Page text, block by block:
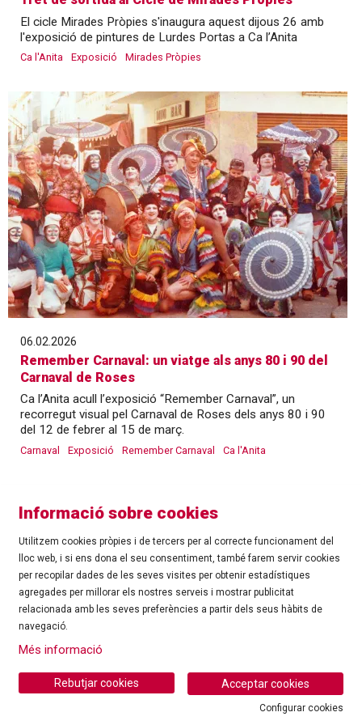
El cicle Mirades Pròpies s'inaugura aquest dijous 26 amb
l'exposició de pintures de Lurdes Portas a Ca l’Anita
Ca l'Anita Exposició Mirades Pròpies
06.02.2026
Remember Carnaval: un viatge als anys 80 i 90 del
Carnaval de Roses
Ca l’Anita acull l’exposició “Remember Carnaval”, un
recorregut visual pel Carnaval de Roses dels anys 80 i 90
del 12 de febrer al 15 de març.
Carnaval Exposició Remember Carnaval Ca l'Anita
©Ajuntament de Roses| C/ Tarragona, 81 | 17480 ROSES
Tel.: 972 25 24 00 |cultura@roses.cat
Sitemap | Ús de Cookies
Informació sobre cookies
Utilitzem cookies pròpies i de tercers per al correcte funcionament del
lloc web, i si ens dona el seu consentiment, també farem servir cookies
per recopilar dades de les seves visites per obtenir estadístiques
agregades per millorar els nostres serveis i mostrar publicitat
relacionada amb les seves preferències a partir dels seus hàbits de
navegació.
Més informació
Acceptar cookies
Rebutjar cookies
Configurar cookies